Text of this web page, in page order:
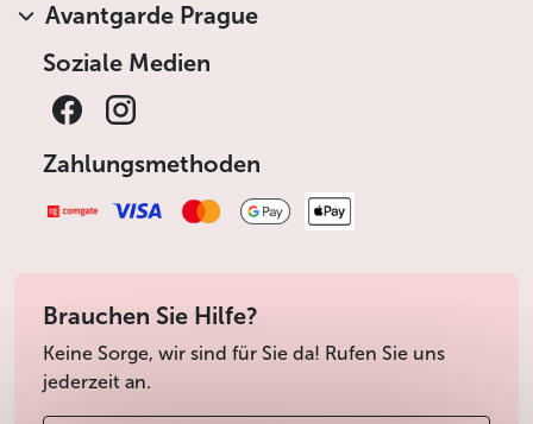
Avantgarde Prague
Soziale Medien
Zahlungsmethoden
Brauchen Sie Hilfe?
Keine Sorge, wir sind für Sie da! Rufen Sie uns
jederzeit an.